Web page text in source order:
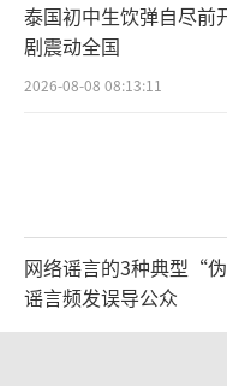
泰国初中生饮弹自尽前
剧震动全国
2026-08-08 08:13:11
网络谣言的3种典型“
谣言频发误导公众
2026-08-08 10:47:53